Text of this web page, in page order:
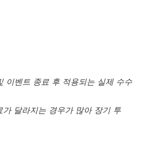
이벤트 종료 후 적용되는 실제 수수
달라지는 경우가 많아 장기 투